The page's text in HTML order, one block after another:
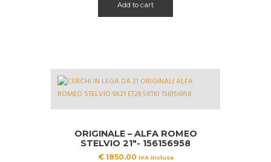
Add to cart
ORIGINALE – ALFA ROMEO
STELVIO 21″- 156156958
€1850.00 IVA inclusa